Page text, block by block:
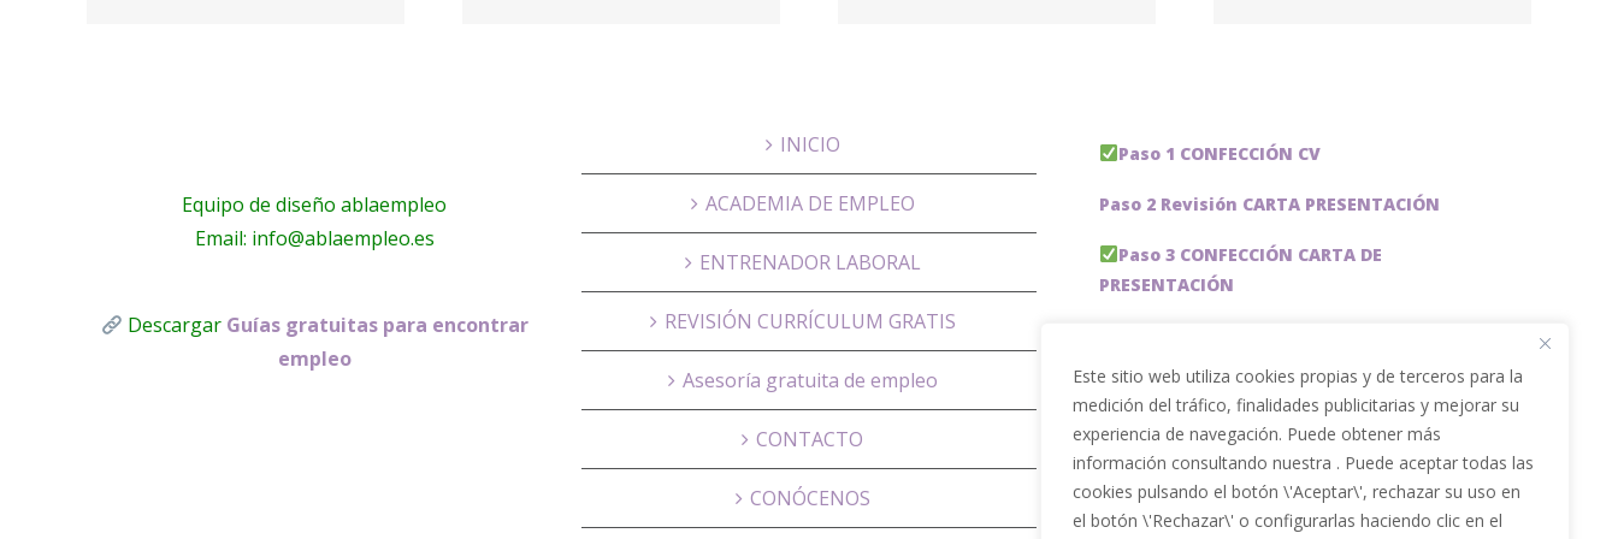
Este sitio web utiliza cookies propias y de terceros para la
medición del tráfico, finalidades publicitarias y mejorar su
experiencia de navegación. Puede obtener más
información consultando nuestra . Puede aceptar todas las
cookies pulsando el botón \'Aceptar\', rechazar su uso en
el botón \'Rechazar\' o configurarlas haciendo clic en el
Equipo de diseño ablaempleo
Email: info@ablaempleo.es
Descargar Guías gratuitas para encontrar
empleo
INICIO
ACADEMIA DE EMPLEO
ENTRENADOR LABORAL
REVISIÓN CURRÍCULUM GRATIS
Asesoría gratuita de empleo
CONTACTO
CONÓCENOS
Paso 1 CONFECCIÓN CV
Paso 2 Revisión CARTA PRESENTACIÓN
Paso 3 CONFECCIÓN CARTA DE
PRESENTACIÓN
Paso 5 OPTIMIZACIÓN PERFIL LINKEDIN
PACKS DE AHORRO
JOBAI, ASISTENTE DE IA PARA BUSCAR EMPLEO